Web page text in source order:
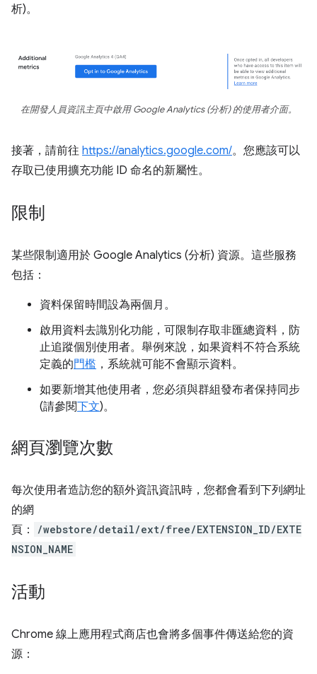
析)。
在開發人員資訊主頁中啟用 Google Analytics (分析) 的使用者介面。
接著，請前往 https://analytics.google.com/。您應該可以
存取已使用擴充功能 ID 命名的新屬性。
限制
某些限制適用於 Google Analytics (分析) 資源。這些服務
包括：
資料保留時間設為兩個月。
啟用資料去識別化功能，可限制存取非匯總資料，防
止追蹤個別使用者。舉例來說，如果資料不符合系統
定義的門檻 ，系統就可能不會顯示資料。
如要新增其他使用者，您必須與群組發布者保持同步
(請參閱下文)。
網頁瀏覽次數
每次使用者造訪您的額外資訊資訊時，您都會看到下列網址
的網
頁：
/webstore/detail/ext/free/EXTENSION_ID/EXTE
NSION_NAME
活動
Chrome 線上應用程式商店也會將多個事件傳送給您的資
源：